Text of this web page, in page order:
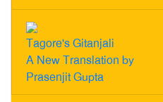
Tagore's Gitanjali
A New Translation by
Prasenjit Gupta